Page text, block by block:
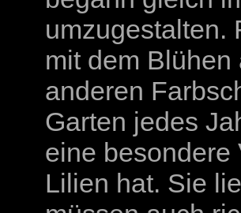
umzugestalten.
mit dem
anderen
Garten jedes
eine besondere
Lilien hat. Sie